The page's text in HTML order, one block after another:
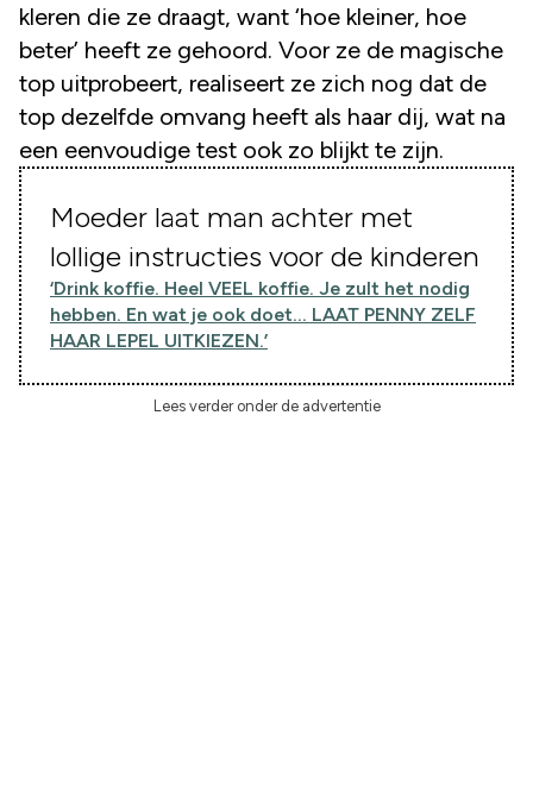
kleren die ze draagt, want ‘hoe kleiner, hoe
beter’ heeft ze gehoord. Voor ze de magische
top uitprobeert, realiseert ze zich nog dat de
top dezelfde omvang heeft als haar dij, wat na
een eenvoudige test ook zo blijkt te zijn.
Moeder laat man achter met
lollige instructies voor de kinderen
‘Drink koffie. Heel VEEL koffie. Je zult het nodig
hebben. En wat je ook doet… LAAT PENNY ZELF
HAAR LEPEL UITKIEZEN.’
Lees verder onder de advertentie